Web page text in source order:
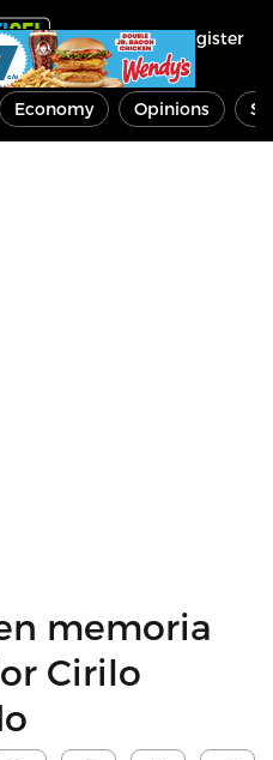
Register
Economy Opinions
memoria
Cirilo